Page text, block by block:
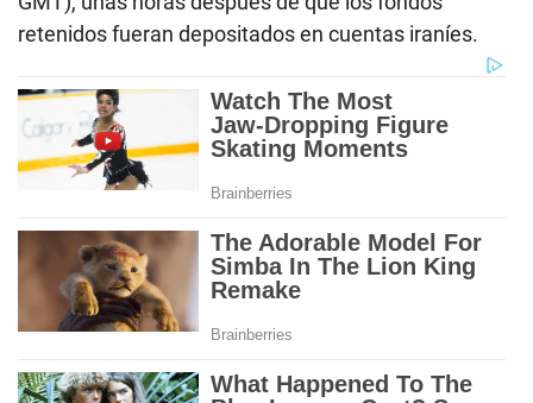
retenidos fueran depositados en cuentas iraníes.